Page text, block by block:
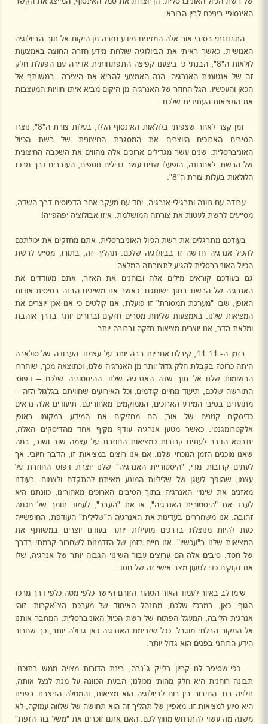
האינסופי ביניכם לבין הבורא.
התבוננתי בסיבי אור אלה המזינים מידע חזרה מן היקום אל תוך הביולוגיה
האנושית. כאשר ראיתי את הביולוגיה שולחת מידע חזרה החוצה באמצעות
לולאות ה"8", הבנתי כי ביצענו קפיצה התפתחותית אדירה עם הפעלת חלק
זה של אנטומית האנרגיה. הנה האמצעי להביא את היצירה- במשותף אל
הכאן והעכשיו. הגל החוזר של האנרגיה מן היקום מביא איתו חוויות המעצבות
את המציאות העתידית שלכם.
זמן קצר לאחר שצפיתי בלולאות האינסוף הללו, בעלות צורת ה"8", נוצרו
הסיבים הארוכים היוצרים את המסגרת החיצונית של רשת הכיול
האוניברסלית. שנים עשר מגדילים ארוכים אלה מהווים את השכבה החיצונית
של הרשת. לאחרונה, הופעלו שנים עשר גדילים נוספים, העוברים דרך מרכז
הלולאות בעלות צורת ה"8".
עבודה עם כוונה ותרגילי אנרגיה, יחד עם מעקב אחר הדפוסים דרך השדה,
מסייעים לרשת לעטות את צורתה המושלמת. איזו אבולוציה יפהפייה!
בעודכם מתרגלים את רשת הכיול האוניברסלית, אתם מחזקים את יכולתכם
להכיל אנרגיה חדשה זו בביולוגיה שלכם. תהליך זה, בתורו, מסייע לרשת
הכיול האוניברסלית להגיע לתצורתה המלאה.
גם בעודכם קוראים מילים אלה ובוחנים את האיור, אתם מעודדים את
האנרגיה של הרשת בתוך ישותכם. כאשר אנו משיגים הבנה בסיסית אודות
האופן, שבו "מערכת תמסורת" זו פועלת, אנו קולטים כי אנו אכן יוצרים את
המציאות שלנו. באמצעות שליחת מסרים חזקים וברורים יותר בדרך אוהבת
ומלאת הדר, אנו יוצרים מציאות חזקה וברורה יותר.
בזמן ה- 11:11, קיבלנו אחריות רבה יותר על עצמנו. העבודה של סולארה
היתה כרוכה בקבלת חלק גדול יותר מן האנרגיה שלנו, וכתוצאה מכך, שוחררו
הרשומות שלנו אל תוך שדה האנרגיה שלנו. ההיסטוריה שלכם – דפוסי
התורשה שלכם, תיעוד מחיים קודמים, וכל האירועים שחוויתם בגלגול הזה –
מתועדים בסיבי המידע הארוכים, הממוקמים מאחוריכם. תיעודים אלה נראים
כדיסקים קטנים של אור; הם מחזיקים את המידע במקומו באופן
אלקטרומגנטי. כאשר מטען אנרגיה עודף מקיף אחד מהדיסקים האלה,
יתבטא הדבר לעתים קרובות כמציאות החוזרת על עצמה שוב ושוב, במה
שאנו מוכנים הזמן הנוכחי שלנו. אם אנו רוצים במציאות זו, הדבר חיובי. אך
לעתים קרובות מדי, "היסטוריית האנרגיה" שלנו יוצרת דפוס החוזרת על
עצמו, שהופך לעוגן של שליליות המונע מאיתנו להתקדם ולצמוח. בעודנו
מאזנים את שינויי האנרגיה בתוך הסיבים הארוכים מאחורינו, כוונתנו היא
לעבד את "היסטורית האנרגיה", או את "העבר", לעמוד תומך של חכמה
זהובה. אנו משחררים בעדינות את האנרגיה ה"שלילית" העודפת, החופשייה
כעת להיות מנוצלת בדרכים מועילות יותר בעודנו יוצרים במשותף את
המציאות שלנו ב"עכשיו". אנו חיים בזמן של הזדמנות לשחרור קרמתי בדרך
של חסד. סיבים אלה הם ערוצים עבור השינוי הגבוה יותר של אנרגיה, שלו
אנו זקוקים כדי לטעון מצב אישי זה של חסד.
שימו לב באיור לעמוד האור הטהור הזורם היישר כלפי מטה כלפי דרך מרכז
הגוף. כאן, במרכז שלכם, מתנהל האיחוד של מערכת הצ`אקרות. זוהי
אנרגית הליבה, המעגל הפתוח של רשת הכיול האוניברסלית, המחבר אותנו
אל המקור הבלתי מוגבל. ככל שזרימת האנרגיה כאן גדולה יותר, כך שחרור
הידע הרוחני בפנים הוא גדול יותר.
כפי שסיפר לנו קריון בלייק ג`נבה, בינת הדורות מצויה ממש בתוכנו.
תבונה רוחנית היא חלק מהותי מכולנו; הבעת הכוונה על מנת לנצל אותה,
תלויה בנו. החיבור בין רוח לביולוגיה הוא מציאות, והמטלה הניצבת בפנינו
היא סיוע למציאות זו. מאפיין של תהליך זה הוא תחושה של שלווה עמוקה, לא
משנה מה עשוי להתרחש מחוץ לכם. האם אתם זוכרים את "משל בור הזפת"